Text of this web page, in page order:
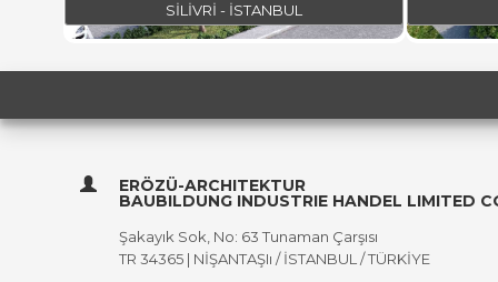
SİLİVRİ - İSTANBUL
ERÖZÜ-ARCHITEKTUR
BAUBILDUNG INDUSTRIE HANDEL LIMITED
Şakayık Sok, No: 63 Tunaman Çarşısı
TR 34365 | NİŞANTAŞIı / İSTANBUL / TÜRKİYE